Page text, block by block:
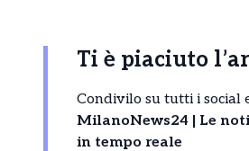
Ti è piaciuto
Condivilo su tutti i social
MilanoNews24 | Le
in tempo reale